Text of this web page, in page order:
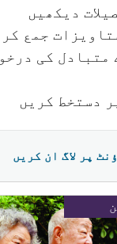
دیکھیں
جمع
متبادل کی
دستخط کریں
پر لاگ ان کریں